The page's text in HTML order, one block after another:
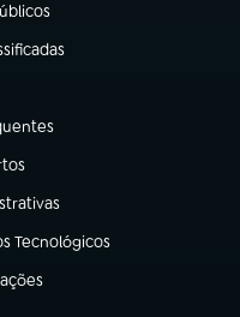
nova aba)
aba)
Tecnológicos
aba)